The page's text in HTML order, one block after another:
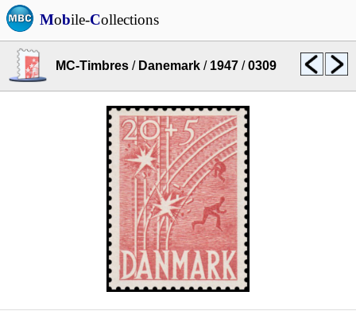
Mobile-Collections
MC-Timbres / Danemark / 1947 /0309